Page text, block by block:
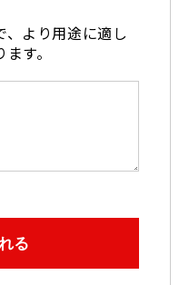
より用途に適し
す。
る